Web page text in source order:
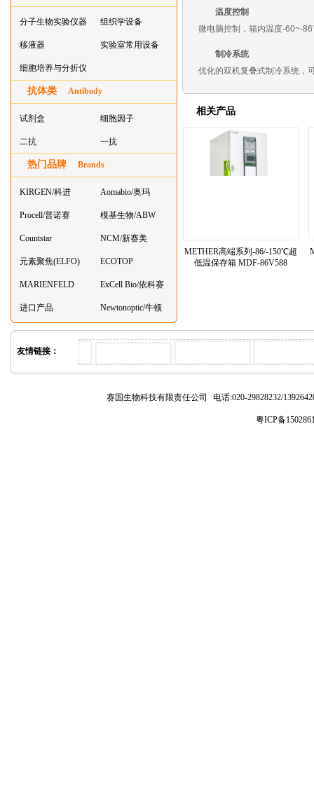
分子生物实验仪器 组织学设备
移液器 实验室常用设备
细胞培养与分折仪
器叠
抗体类 Antibody
试剂盒 细胞因子
二抗 一抗
热门品牌 Brands
KIRGEN/科进 Aomabio/奥玛
Procell/普诺赛 模基生物/ABW
Countstar NCM/新赛美
元素聚焦(ELFO) ECOTOP
MARIENFELD ExCell Bio/依科赛
进口产品 Newtonoptic/牛顿
光学
温度控制
微电脑控制，箱内温度-60~-
制冷系统
优化的双机复叠式制冷系统，
相关产品
METHER高端系列-86/-150℃超
低温保存箱 MDF-86V588
友情链接：
赛国生物科技有限责任公司 电话:020-29828232/
粤ICP备